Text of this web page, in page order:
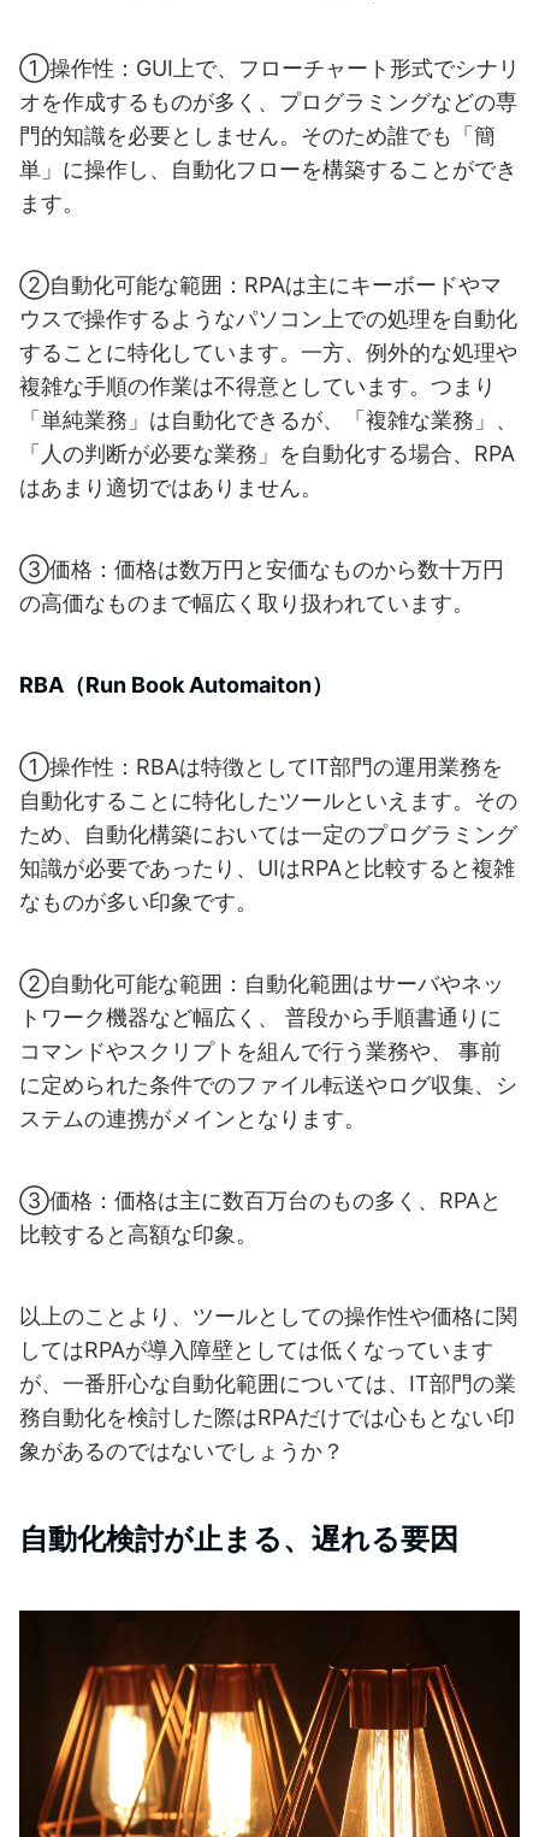
①操作性：GUI上で、フローチャート形式でシナリ
オを作成するものが多く、プログラミングなどの専
門的知識を必要としません。そのため誰でも「簡
単」に操作し、自動化フローを構築することができ
ます。
②自動化可能な範囲：RPAは主にキーボードやマ
ウスで操作するようなパソコン上での処理を自動化
することに特化しています。一方、例外的な処理や
複雑な手順の作業は不得意としています。つまり
「単純業務」は自動化できるが、「複雑な業務」、
「人の判断が必要な業務」を自動化する場合、RPA
はあまり適切ではありません。
③価格：価格は数万円と安価なものから数十万円
の高価なものまで幅広く取り扱われています。
RBA（Run Book Automaiton）
①操作性：RBAは特徴としてIT部門の運用業務を
自動化することに特化したツールといえます。その
ため、自動化構築においては一定のプログラミング
知識が必要であったり、UIはRPAと比較すると複雑
なものが多い印象です。
②自動化可能な範囲：自動化範囲はサーバやネッ
トワーク機器など幅広く、 普段から手順書通りに
コマンドやスクリプトを組んで行う業務や、 事前
に定められた条件でのファイル転送やログ収集、シ
ステムの連携がメインとな ります。
③価格：価格は主に数百万台のもの多く、RPAと
比較すると高額な印象。
以上のことより、ツールとしての操作性や価格に関
してはRPAが導入障壁としては低くなっています
が、一番肝心な自動化範囲については、IT部門の業
務自動化を検討した際はRPAだけでは心もとない印
象があるのではないでしょうか？
自動化検討が止まる、遅れる要因